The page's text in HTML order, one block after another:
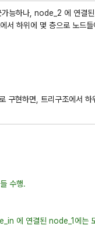
능하나, node_2 에 연결
서 하위에 몇 층으로 노드
구현하면, 트리구조에서
수행.
에 연결된 node_1에는